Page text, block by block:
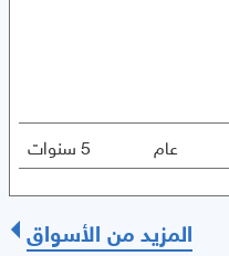
عام 5 سنوات
المزيد من الأسواق